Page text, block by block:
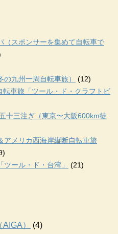
（スポンサーを集めて自転車で
九州一周自転車旅）
(12)
車旅「ツール・ド・クラフトビ
十三注ぎ（東京〜大阪600km徒
アメリカ西海岸縦断自転車旅
ール・ド・台湾」
(21)
）
(4)